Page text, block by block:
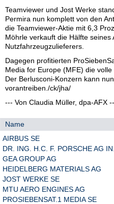
Teamviewer und Jost Werke
Permira nun komplett von den
die Teamviewer-Aktie mit 6,3
Möhrle verkauft die Hälfte
Nutzfahrzeugzulieferers.
Dagegen profitierten
Media for Europe (MFE) die
Der Berlusconi-Konzern kann
vorantreiben./ck/jha/
--- Von Claudia Müller, dpa-AFX
Name
AIRBUS SE
DR. ING. H.C. F. PORSCHE AG
GEA GROUP AG
HEIDELBERG MATERIALS AG
JOST WERKE SE
MTU AERO ENGINES AG
PROSIEBENSAT.1 MEDIA SE